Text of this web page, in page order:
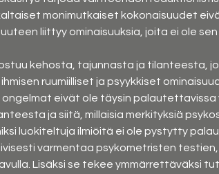
monimutkaiset kokonaisuudet
liittyy ominaisuuksia, joita ei ole
kehosta, tajunnasta ja
ruumiilliset ja psyykkiset
eivät ole täysin palautettavissa
ja siitä, millaisia merkityksiä
luokiteltuja ilmiöitä ei ole pystytty
varmentaa psykometristen
Lisäksi se tekee ymmärrettäväksi